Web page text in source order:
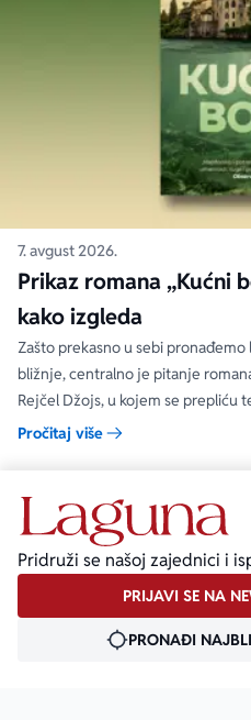
7. avgust 2026.
Prikaz romana „Kućni
kako izgleda
Zašto prekasno u sebi
bližnje, centralno je pitanje
Rejčel Džojs, u kojem se prepliću
umetnosti.
Pročitaj više
Pridruži se našoj zajednici i
PRIJAVI SE NA
PRONAĐI